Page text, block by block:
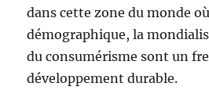
dans cette zone du monde
démographique, la
du consumérisme sont un
développement durable.